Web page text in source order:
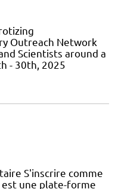
Outreach Network
Scientists around a
- 30th, 2025
S'inscrire comme
est une plate-forme